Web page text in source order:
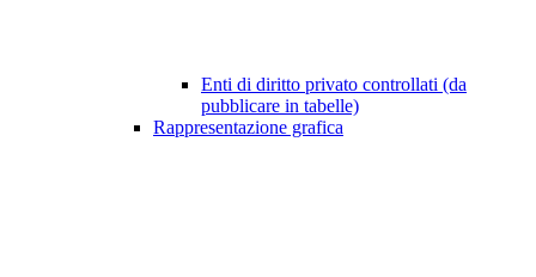
Enti di diritto privato controllati (da
pubblicare in tabelle)
Rappresentazione grafica